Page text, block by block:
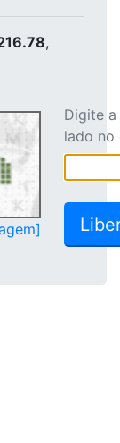
,
Digite
lado no